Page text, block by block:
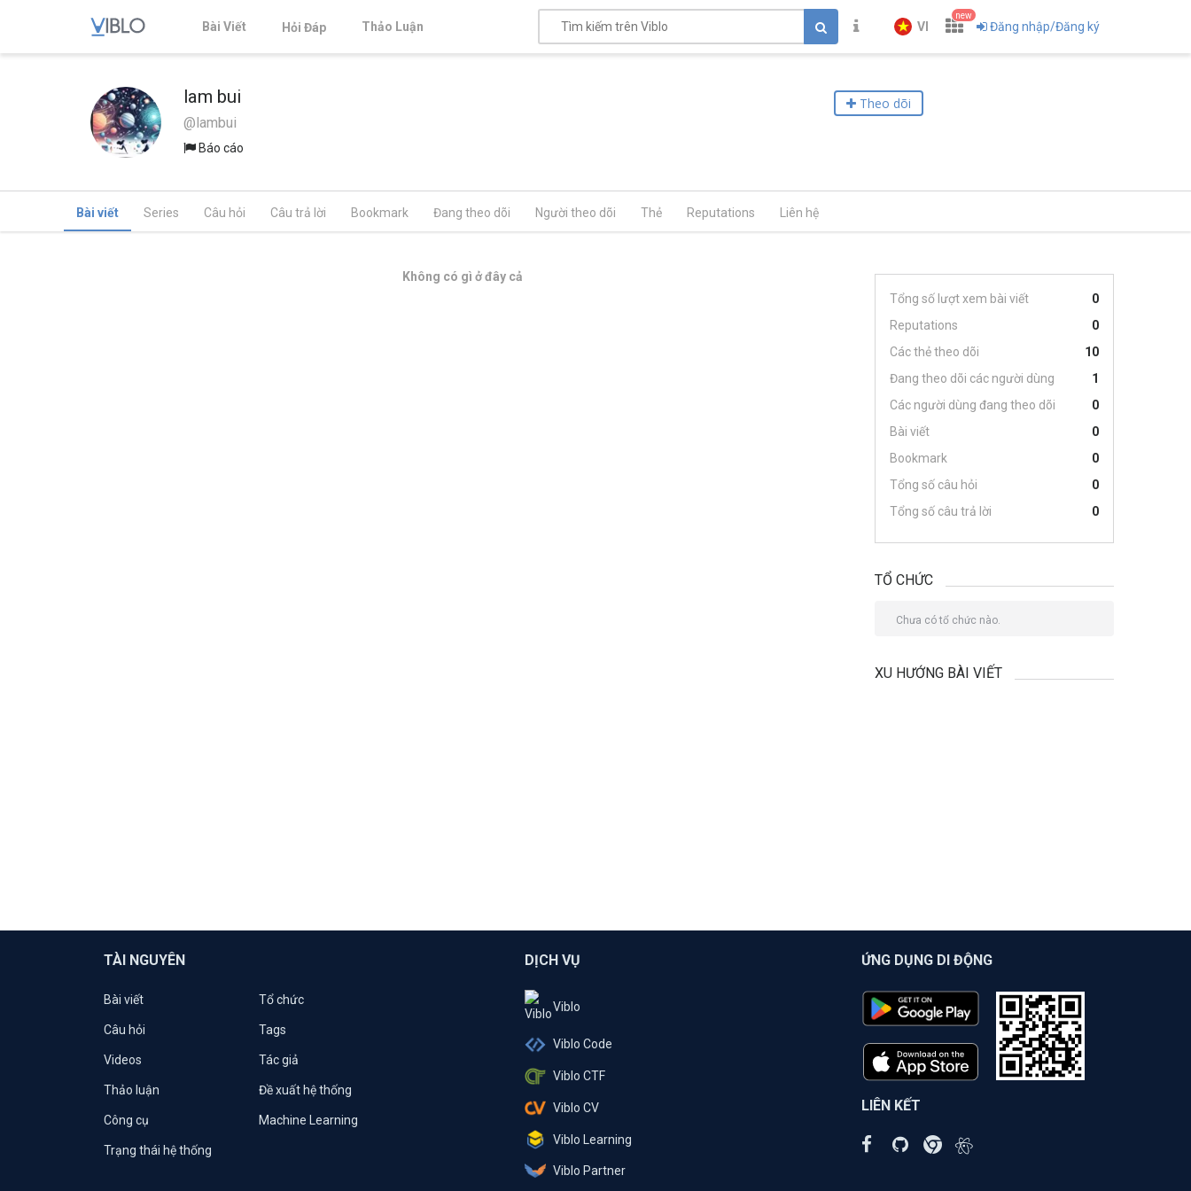
Bài Viết Hỏi Đáp Thảo Luận VI
new
Đăng nhập/Đăng ký
lam bui
@lambui
Báo cáo
Theo dõi
Bài viết Series Câu hỏi Câu trả lời Bookmark Đang theo dõi Người theo dõi Thẻ Reputations Liên hệ
Không có gì ở đây cả
Tổng số lượt xem bài viết
0
Reputations
0
Các thẻ theo dõi
10
Đang theo dõi các người dùng
1
Các người dùng đang theo dõi
0
Bài viết
0
Bookmark
0
Tổng số câu hỏi
0
Tổng số câu trả lời
0
TỔ CHỨC
Chưa có tổ chức nào.
XU HƯỚNG BÀI VIẾT
TÀI NGUYÊN
Bài viết Tổ chức
Câu hỏi Tags
Videos Tác giả
Thảo luận Đề xuất hệ thống
Công cụ Machine Learning
Trạng thái hệ thống
DỊCH VỤ
Viblo
Viblo Code
Viblo CTF
Viblo CV
Viblo Learning
Viblo Partner
ỨNG DỤNG DI ĐỘNG
LIÊN KẾT